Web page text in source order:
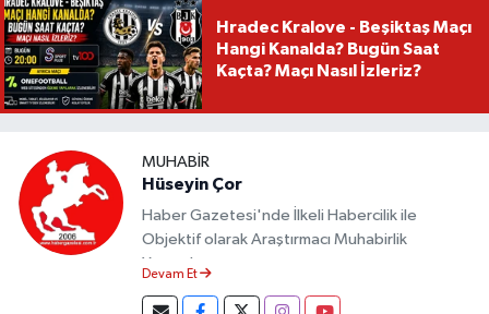
Hradec Kralove - Beşiktaş Maçı
Hangi Kanalda? Bugün Saat
Kaçta? Maçı Nasıl İzleriz?
MUHABIR
Hüseyin Çor
Haber Gazetesi'nde İlkeli Habercilik ile
Objektif olarak Araştırmacı Muhabirlik
Yapmaktayım.
Devam Et